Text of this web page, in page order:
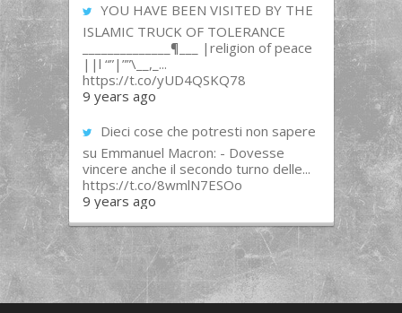
YOU HAVE BEEN VISITED BY THE
ISLAMIC TRUCK OF TOLERANCE
______________¶___ |religion of peace
||l “”|””\__,_...
https://t.co/yUD4QSKQ78
9 years ago
Dieci cose che potresti non sapere
su Emmanuel Macron: - Dovesse
vincere anche il secondo turno delle...
https://t.co/8wmlN7ESOo
9 years ago